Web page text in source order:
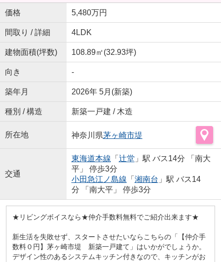
価格 5,480万円
間取り / 詳細 4LDK
建物面積(坪数) 108.89㎡(32.93坪)
向き -
築年月 2026年 5月(新築)
種別 / 構造 新築一戸建 / 木造
所在地 神奈川県茅ヶ崎市堤
交通
東海道本線 「 辻堂 」駅 バス14分 「南大
平」 停歩3分
小田急江ノ島線 「 湘南台 」駅 バス14
分 「南大平」 停歩3分
★リビングボイスなら★仲介手数料無料でご紹介出来ます★
新生活を失敗せず、スタートさせたいならこちらの「【仲介手
数料０円】茅ヶ崎市堤 新築一戸建て」はいかがでしょうか。
デザイン性のあるシステムキッチン付きなので、キッチンがお